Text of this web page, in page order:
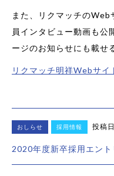
また、リクマッチの
員インタビュー動画も公
ージのお知らせにも載せ
リクマッチ明祥Webサイ
おしらせ 採用情報 投稿
2020年度新卒採用エント